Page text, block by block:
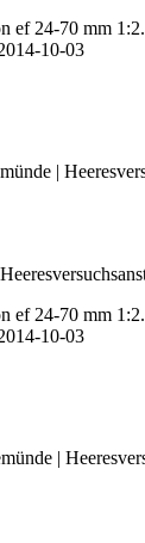
ef 24-70 mm
10-03
ef 24-70 mm
10-03